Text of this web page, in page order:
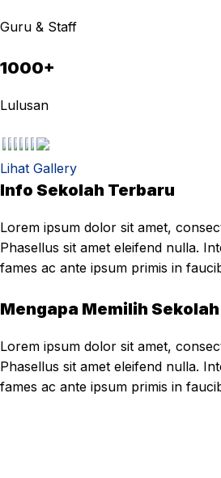
Guru & Staff
1000+
Lulusan
Lihat Gallery
Info Sekolah Terbaru
Lorem ipsum dolor sit amet,
Phasellus sit amet eleifend nulla.
fames ac ante ipsum primis in
Mengapa Memilih
Lorem ipsum dolor sit amet,
Phasellus sit amet eleifend nulla.
fames ac ante ipsum primis in